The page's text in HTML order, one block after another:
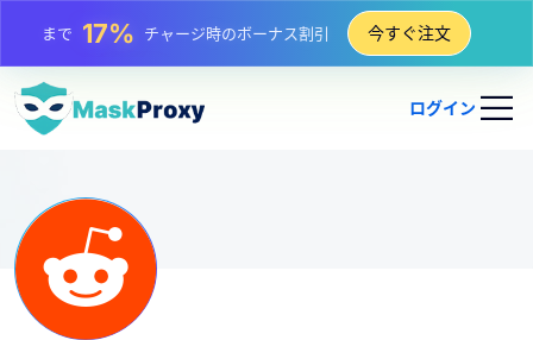
まで25%静的 IP 購入の割引
まで 81%
今すぐ注文
ログイン